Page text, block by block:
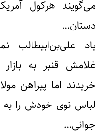
می‌گویند هرکول
دستان…
یاد علی‌بن‌ابیطالب
غلامش قنبر به
خریدند اما پیراهن
لباس نوی خودش را به
جوانی…